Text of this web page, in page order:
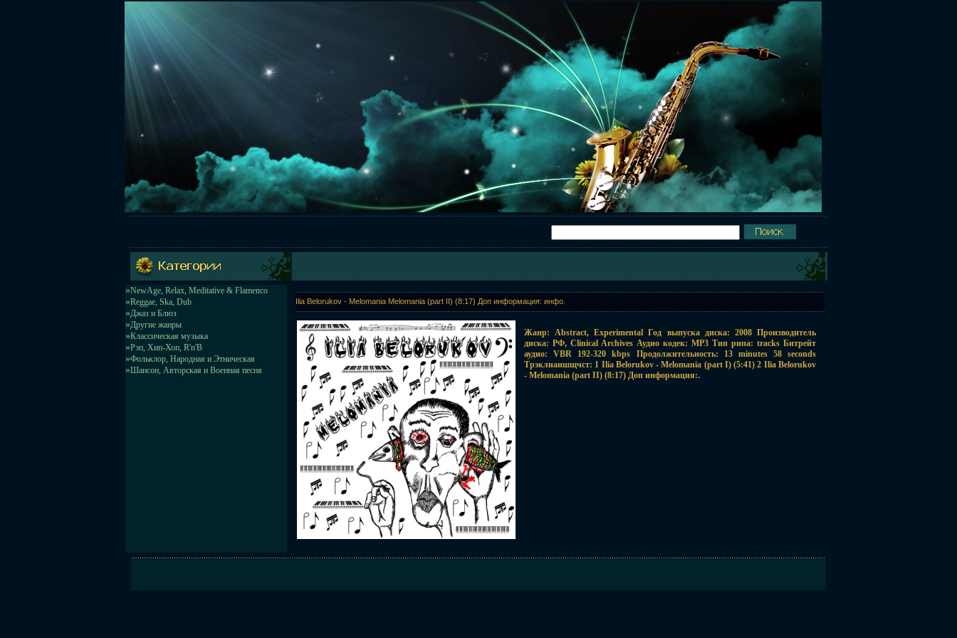
»NewAge, Relax, Meditative & Flamenco
»Reggae, Ska, Dub
»Джаз и Блюз
»Другие жанры
»Классическая музыка
»Рэп, Хип-Хоп, R'n'B
»Фольклор, Народная и Этническая
»Шансон, Авторская и Военная песня
Ilia Belorukov - Melomania Melomania (part II) (8:17) Доп информация: инфо.
Жанр: Abstract, Experimental Год выпуска диска: 2008 Производитель
диска: РФ, Clinical Archives Аудио кодек: MP3 Тип рипа: tracks Битрейт
аудио: VBR 192-320 kbps Продолжительность: 13 minutes 58 seconds
Трэклиаишщчст: 1 Ilia Belorukov - Melomania (part I) (5:41) 2 Ilia Belorukov
- Melomania (part II) (8:17) Доп информация:.